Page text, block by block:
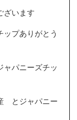
ざいます
プありがとう
パニーズチッ
とジャパニー